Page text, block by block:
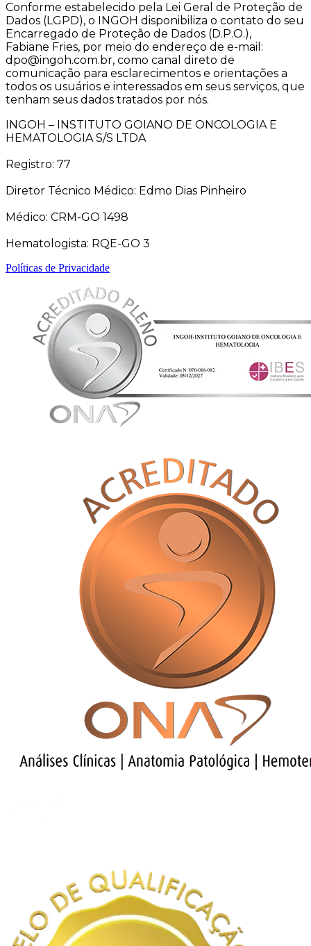
Conforme estabelecido pela Lei Geral de Proteção de
Dados (LGPD), o INGOH disponibiliza o contato do seu
Encarregado de Proteção de Dados (D.P.O.),
Fabiane Fries, por meio do endereço de e-mail:
dpo@ingoh.com.br, como canal direto de
comunicação para esclarecimentos e orientações a
todos os usuários e interessados em seus serviços, que
tenham seus dados tratados por nós.
INGOH – INSTITUTO GOIANO DE ONCOLOGIA E
HEMATOLOGIA S/S LTDA
Registro: 77
Diretor Técnico Médico: Edmo Dias Pinheiro
Médico: CRM-GO 1498
Hematologista: RQE-GO 3
Políticas de Privacidade